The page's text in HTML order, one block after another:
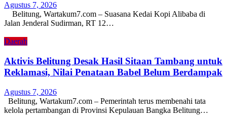
Agustus 7, 2026
Belitung, Wartakum7.com – Suasana Kedai Kopi Alibaba di
Jalan Jenderal Sudirman, RT 12…
Daerah
Aktivis Belitung Desak Hasil Sitaan Tambang untuk
Reklamasi, Nilai Penataan Babel Belum Berdampak
Agustus 7, 2026
Belitung, Wartakum7.com – Pemerintah terus membenahi tata
kelola pertambangan di Provinsi Kepulauan Bangka Belitung…